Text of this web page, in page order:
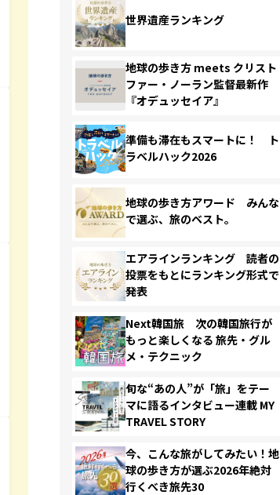
世界遺産ランキング
地球の歩き方 meets クリスト
ファー・ノーラン監督最新作
『オデュッセイア』
準備も滞在もスマートに！ ト
ラベルハック2026
地球の歩き方アワード みんな
で選ぶ、旅のベスト。
エアラインランキング 読者の
投票をもとにランキング形式で
発表
Next韓国旅 次の韓国旅行が
もっと楽しくなる 旅先・グル
メ・テクニック
旬な“あの人”が「旅」をテー
マに語るインタビュー連載 MY
TRAVEL STORY
今、こんな旅がしてみたい！地
球の歩き方が選ぶ2026年絶対
行くべき旅先30